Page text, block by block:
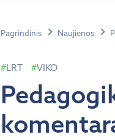
Pagrindinis Naujienos
LRT VIKO